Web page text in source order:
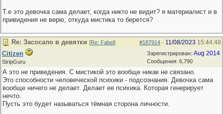
Т.е это девочка сама делает, когда никто не видит? я материалист и в
привидения не верю, откуда мистика то берется?
#187914 - 11/08/2023 15:44:48
Re: Засосало в девятки [Re: Fabel]
Зарегистрирован: Aug 2014
Сообщения: 6,790
Citizen
StripGuru
А это не приведения. С мистикой это вообще никак не связано.
Это способности человеческой психики - подсознания. Девочка сама
вообще ничего не делает. Делает ее психика. Которая генерирует
нечто.
Пусть это будет называться тёмная сторона личности.